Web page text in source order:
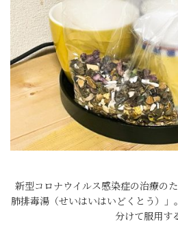
新型コロナウイルス感染症の治療の
肺排毒湯（せいはいはいどくとう）
分けて服用す